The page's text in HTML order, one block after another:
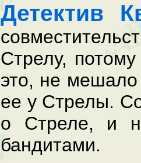
Детектив
Стрелу,
это, не
ее у Стрелы.
о Стреле, и
бандитами.